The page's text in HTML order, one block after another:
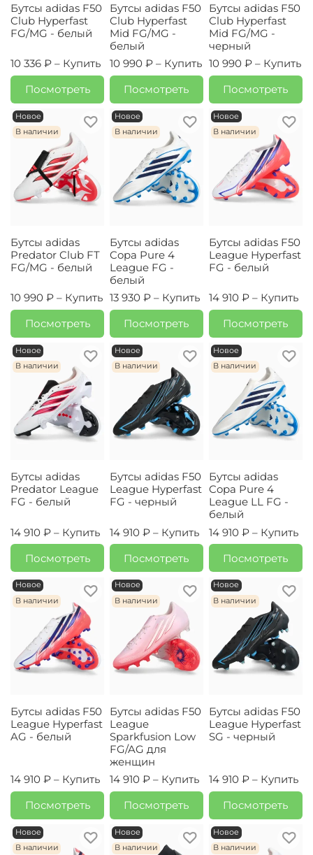
Бутсы adidas F50
Club Hyperfast
FG/MG - белый
10 336 ₽ – Купить
Посмотреть
Бутсы adidas F50
Club Hyperfast
Mid FG/MG -
белый
10 990 ₽ – Купить
Посмотреть
Бутсы adidas F50
Club Hyperfast
Mid FG/MG -
черный
10 990 ₽ – Купить
Посмотреть
Новое
В наличии
Бутсы adidas
Predator Club FT
FG/MG - белый
10 990 ₽ – Купить
Посмотреть
Новое
В наличии
Бутсы adidas
Copa Pure 4
League FG -
белый
13 930 ₽ – Купить
Посмотреть
Новое
В наличии
Бутсы adidas F50
League Hyperfast
FG - белый
14 910 ₽ – Купить
Посмотреть
Новое
В наличии
Бутсы adidas
Predator League
FG - белый
14 910 ₽ – Купить
Посмотреть
Новое
В наличии
Бутсы adidas F50
League Hyperfast
FG - черный
14 910 ₽ – Купить
Посмотреть
Новое
В наличии
Бутсы adidas
Copa Pure 4
League LL FG -
белый
14 910 ₽ – Купить
Посмотреть
Новое
В наличии
Бутсы adidas F50
League Hyperfast
AG - белый
14 910 ₽ – Купить
Посмотреть
Новое
В наличии
Бутсы adidas F50
League
Sparkfusion Low
FG/AG для
женщин
14 910 ₽ – Купить
Посмотреть
Новое
В наличии
Бутсы adidas F50
League Hyperfast
SG - черный
14 910 ₽ – Купить
Посмотреть
Новое
В наличии
Новое
В наличии
Новое
В наличии